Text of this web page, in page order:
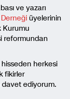
ve yazarı
Derneği üyelerinin
Kurumu
reformundan
herkesi
fikirler
ediyorum.